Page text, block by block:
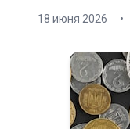
18 июня 2026 •